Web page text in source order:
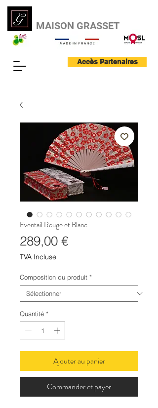
MAISON GRASSET
Accès Partenaires
Eventail Rouge et Blanc
289,00 €Prix
TVA Incluse
Composition du produit *
Quantité *
Ajouter au panier
Commander et payer